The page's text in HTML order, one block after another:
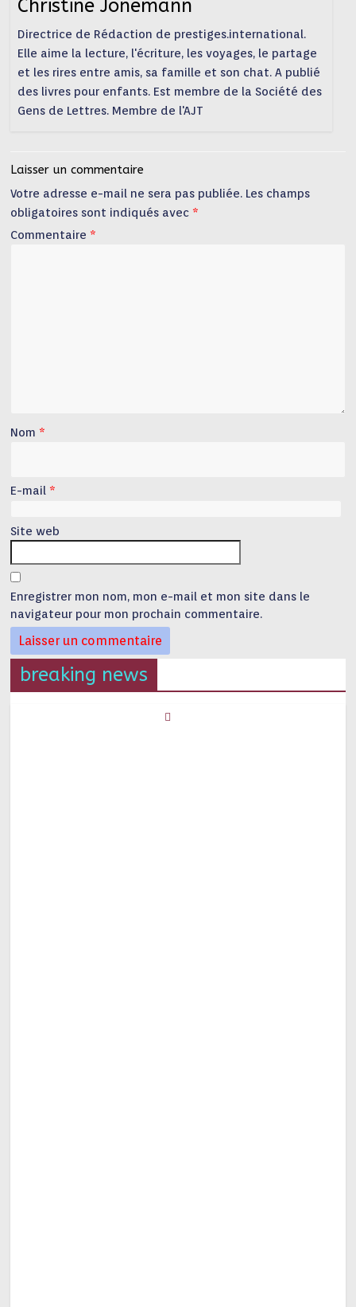
Christine Jonemann
Directrice de Rédaction de prestiges.international.
Elle aime la lecture, l'écriture, les voyages, le partage
et les rires entre amis, sa famille et son chat. A publié
des livres pour enfants. Est membre de la Société des
Gens de Lettres. Membre de l'AJT
Laisser un commentaire
Votre adresse e-mail ne sera pas publiée. Les champs
obligatoires sont indiqués avec *
Commentaire *
Nom *
E-mail *
Site web
Enregistrer mon nom, mon e-mail et mon site dans le
navigateur pour mon prochain commentaire.
breaking news